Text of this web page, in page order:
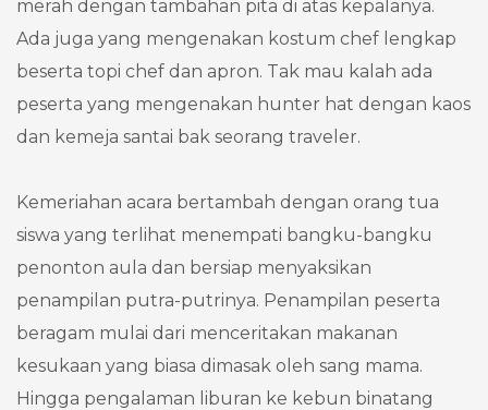
merah dengan tambahan pita di atas kepalanya.
Ada juga yang mengenakan kostum chef lengkap
beserta topi chef dan apron. Tak mau kalah ada
peserta yang mengenakan hunter hat dengan kaos
dan kemeja santai bak seorang traveler.
Kemeriahan acara bertambah dengan orang tua
siswa yang terlihat menempati bangku-bangku
penonton aula dan bersiap menyaksikan
penampilan putra-putrinya. Penampilan peserta
beragam mulai dari menceritakan makanan
kesukaan yang biasa dimasak oleh sang mama.
Hingga pengalaman liburan ke kebun binatang